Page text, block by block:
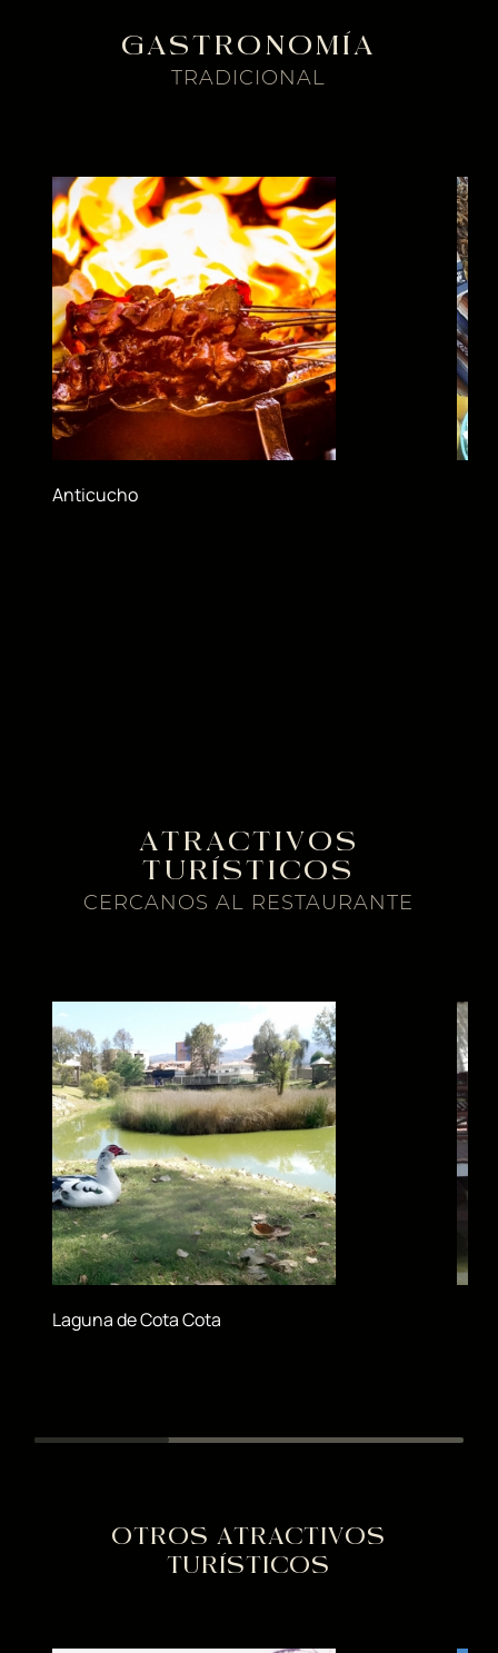
GASTRONOMÍA
TRADICIONAL
Anticucho
ATRACTIVOS
TURÍSTICOS
CERCANOS AL RESTAURANTE
Laguna de Cota Cota
OTROS ATRACTIVOS
TURÍSTICOS